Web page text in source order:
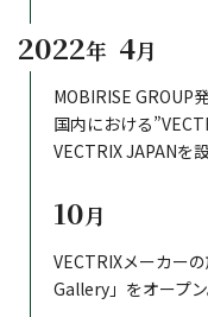
2022年 4月
MOBIRISE GROUP発
国内における
VECTRIX JAPANを設
10月
VECTRIXメーカー
Gallery」をオープン